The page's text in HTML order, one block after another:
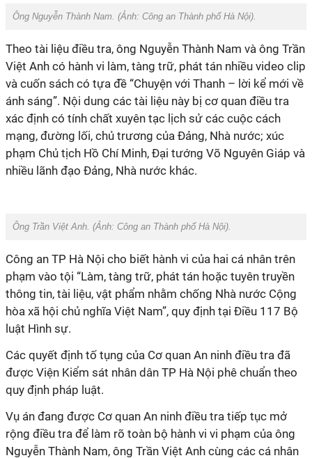
Ông Nguyễn Thành Nam. (Ảnh: Công an Thành phố Hà Nội).
Theo tài liệu điều tra, ông Nguyễn Thành Nam và ông Trần
Việt Anh có hành vi làm, tàng trữ, phát tán nhiều video clip
và cuốn sách có tựa đề “Chuyện với Thanh – lời kể mới về
ánh sáng”. Nội dung các tài liệu này bị cơ quan điều tra
xác định có tính chất xuyên tạc lịch sử các cuộc cách
mạng, đường lối, chủ trương của Đảng, Nhà nước; xúc
phạm Chủ tịch Hồ Chí Minh, Đại tướng Võ Nguyên Giáp và
nhiều lãnh đạo Đảng, Nhà nước khác.
Ông Trần Việt Anh. (Ảnh: Công an Thành phố Hà Nội).
Công an TP Hà Nội cho biết hành vi của hai cá nhân trên
phạm vào tội “Làm, tàng trữ, phát tán hoặc tuyên truyền
thông tin, tài liệu, vật phẩm nhằm chống Nhà nước Cộng
hòa xã hội chủ nghĩa Việt Nam”, quy định tại Điều 117 Bộ
luật Hình sự.
Các quyết định tố tụng của Cơ quan An ninh điều tra đã
được Viện Kiểm sát nhân dân TP Hà Nội phê chuẩn theo
quy định pháp luật.
Vụ án đang được Cơ quan An ninh điều tra tiếp tục mở
rộng điều tra để làm rõ toàn bộ hành vi vi phạm của ông
Nguyễn Thành Nam, ông Trần Việt Anh cùng các cá nhân